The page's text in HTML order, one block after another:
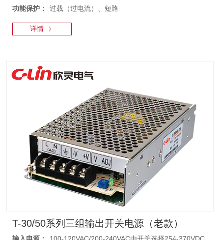
功能保护：
过载（过电流）、短路
详情 》
T-30/50系列三组输出开关电源（老款）